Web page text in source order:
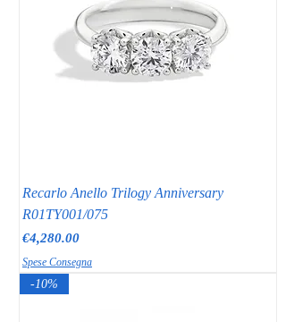
Recarlo Anello Trilogy Anniversary
R01TY001/075
Price
€4,280.00
Spese Consegna
-10%